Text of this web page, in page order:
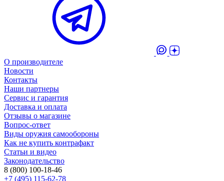
О производителе
Новости
Контакты
Наши партнеры
Сервис и гарантия
Доставка и оплата
Отзывы о магазине
Вопрос-ответ
Виды оружия самообороны
Как не купить контрафакт
Статьи и видео
Законодательство
8 (800) 100-18-46
+7 (495) 115-62-78